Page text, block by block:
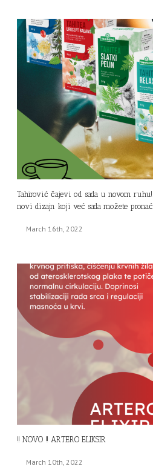
Tahirović čajevi od sada u novom
novi dizajn koji već sada možete
March 16th, 2022
!! NOVO !! ARTERO ELIKSIR
March 10th, 2022